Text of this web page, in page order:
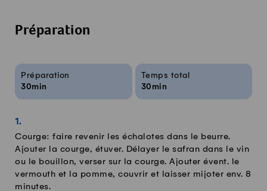
Préparation
Infos sur la recette
Préparation
30min
Temps total
30min
Courge: faire revenir les échalotes dans le beurre.
Ajouter la courge, étuver. Délayer le safran dans le vin
ou le bouillon, verser sur la courge. Ajouter évent. le
vermouth et la pomme, couvrir et laisser mijoter env. 8
minutes.